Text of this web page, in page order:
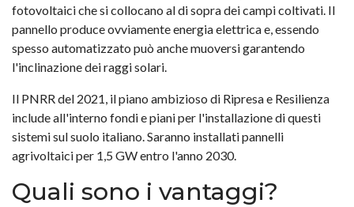
fotovoltaici che si collocano al di sopra dei campi coltivati. Il
pannello produce ovviamente energia elettrica e, essendo
spesso automatizzato può anche muoversi garantendo
l'inclinazione dei raggi solari.
Il PNRR del 2021, il piano ambizioso di Ripresa e Resilienza
include all'interno fondi e piani per l'installazione di questi
sistemi sul suolo italiano. Saranno installati pannelli
agrivoltaici per 1,5 GW entro l'anno 2030.
Quali sono i vantaggi?